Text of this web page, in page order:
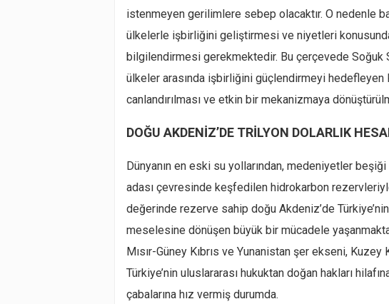
istenmeyen gerilimlere sebep olacaktır. O nedenle
ülkelerle işbirliğini geliştirmesi ve niyetleri
bilgilendirmesi gerekmektedir. Bu çerçevede Soğuk
ülkeler arasında işbirliğini güçlendirmeyi
canlandırılması ve etkin bir mekanizmaya
DOĞU AKDENİZ’DE TRİLYON DOLARLIK
Dünyanın en eski su yollarından, medeniyetler
adası çevresinde keşfedilen hidrokarbon
değerinde rezerve sahip doğu Akdeniz’de
meselesine dönüşen büyük bir mücadele
Mısır-Güney Kıbrıs ve Yunanistan şer ekseni, Kuzey
Türkiye’nin uluslararası hukuktan doğan hakları
çabalarına hız vermiş durumda.